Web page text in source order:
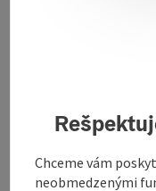
To the website
Chceme vám
neobmedzenými